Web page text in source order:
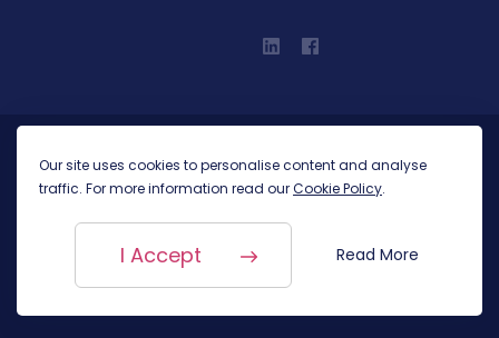
Our site uses cookies to personalise content and analyse
traffic. For more information read ourCookie Policy.
I Accept Read More
Privacy Policy Cookies Policy
© 2026
Prodinity. All rights reserved
Proudly designed by